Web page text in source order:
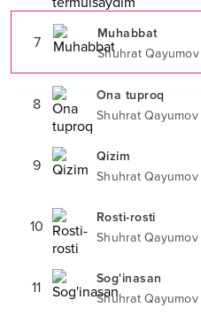
7
Muhabbat
Shuhrat Qayumov
8
Ona tuproq
Shuhrat Qayumov
9
Qizim
Shuhrat Qayumov
10
Rosti-rosti
Shuhrat Qayumov
11
Sog'inasan
Shuhrat Qayumov